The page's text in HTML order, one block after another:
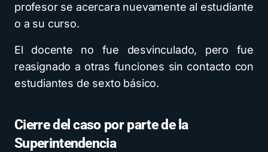
profesor se acercara nuevamente al estudiante
o a su curso.
El docente no fue desvinculado, pero fue
reasignado a otras funciones sin contacto con
estudiantes de sexto básico.
Cierre del caso por parte de la
Superintendencia